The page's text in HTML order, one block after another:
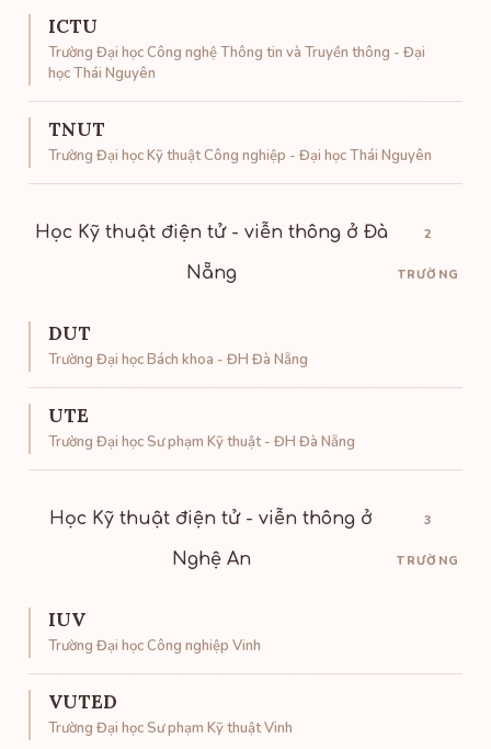
ICTU
Trường Đại học Công nghệ Thông tin và Truyền thông - Đại
học Thái Nguyên
TNUT
Trường Đại học Kỹ thuật Công nghiệp - Đại học Thái Nguyên
Học Kỹ thuật điện tử - viễn thông ở Đà
Nẵng
2
TRƯỜNG
DUT
Trường Đại học Bách khoa - ĐH Đà Nẵng
UTE
Trường Đại học Sư phạm Kỹ thuật - ĐH Đà Nẵng
Học Kỹ thuật điện tử - viễn thông ở
Nghệ An
3
TRƯỜNG
IUV
Trường Đại học Công nghiệp Vinh
VUTED
Trường Đại học Sư phạm Kỹ thuật Vinh